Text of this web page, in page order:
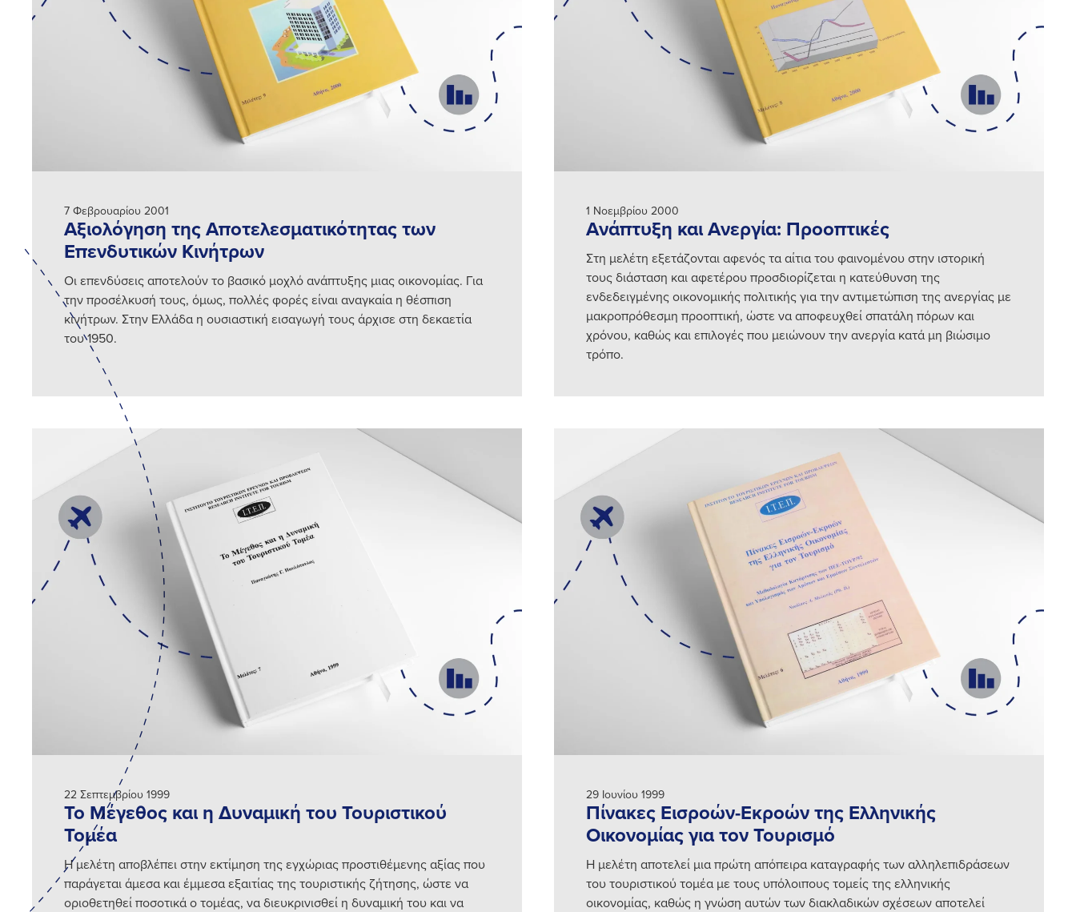
7 Φεβρουαρίου 2001
Αξιολόγηση της Αποτελεσματικότητας των
Επενδυτικών Κινήτρων
Οι επενδύσεις αποτελούν το βασικό μοχλό ανάπτυξης μιας οικονομίας. Για
την προσέλκυσή τους, όμως, πολλές φορές είναι αναγκαία η θέσπιση
κινήτρων. Στην Ελλάδα η ουσιαστική εισαγωγή τους άρχισε στη δεκαετία
του 1950.
1 Νοεμβρίου 2000
Ανάπτυξη και Ανεργία: Προοπτικές
Στη μελέτη εξετάζονται αφενός τα αίτια του φαινομένου στην ιστορική
τους διάσταση και αφετέρου προσδιορίζεται η κατεύθυνση της
ενδεδειγμένης οικονομικής πολιτικής για την αντιμετώπιση της ανεργίας με
μακροπρόθεσμη προοπτική, ώστε να αποφευχθεί σπατάλη πόρων και
χρόνου, καθώς και επιλογές που μειώνουν την ανεργία κατά μη βιώσιμο
τρόπο.
22 Σεπτεμβρίου 1999
Το Μέγεθος και η Δυναμική του Τουριστικού
Τομέα
Η μελέτη αποβλέπει στην εκτίμηση της εγχώριας προστιθέμενης αξίας που
παράγεται άμεσα και έμμεσα εξαιτίας της τουριστικής ζήτησης, ώστε να
οριοθετηθεί ποσοτικά ο τομέας, να διευκρινισθεί η δυναμική του και να
29 Ιουνίου 1999
Πίνακες Εισροών-Εκροών της Ελληνικής
Οικονομίας για τον Τουρισμό
Η μελέτη αποτελεί μια πρώτη απόπειρα καταγραφής των αλληλεπιδράσεων
του τουριστικού τομέα με τους υπόλοιπους τομείς της ελληνικής
οικονομίας, καθώς η γνώση αυτών των διακλαδικών σχέσεων αποτελεί